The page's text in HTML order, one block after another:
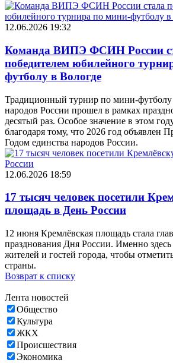
12.06.2026 19:32
Команда ВИПЭ ФСИН России
победителем юбилейного
футболу в Вологде
Традиционный турнир по мини-
народов России прошел в рамках
десятый раз. Особое значение в этом
благодаря тому, что 2026 год объявлен
Годом единства народов России.
12.06.2026 18:59
17 тысяч человек посетили
площадь в День России
12 июня Кремлёвская площадь стала
празднования Дня России. Именно здесь
жителей и гостей города, чтобы
страны.
Возврат к списку
Лента новостей
Общество
Культура
ЖКХ
Происшествия
Экономика